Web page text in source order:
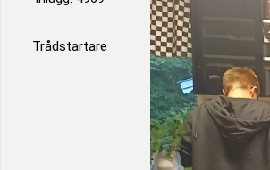
Trådstartare